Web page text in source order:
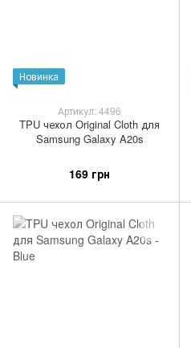
Новинка
Артикул: 4496
TPU чехол Original Cloth для
Samsung Galaxy A20s
169 грн